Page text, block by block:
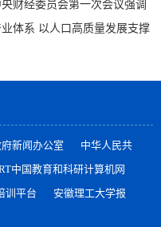
财经委员会第一次会议强调
体系 以人口高质量发展支撑
新闻办公室
中华人民共
中国教育和科研计算机网
训平台 安徽理工大学报